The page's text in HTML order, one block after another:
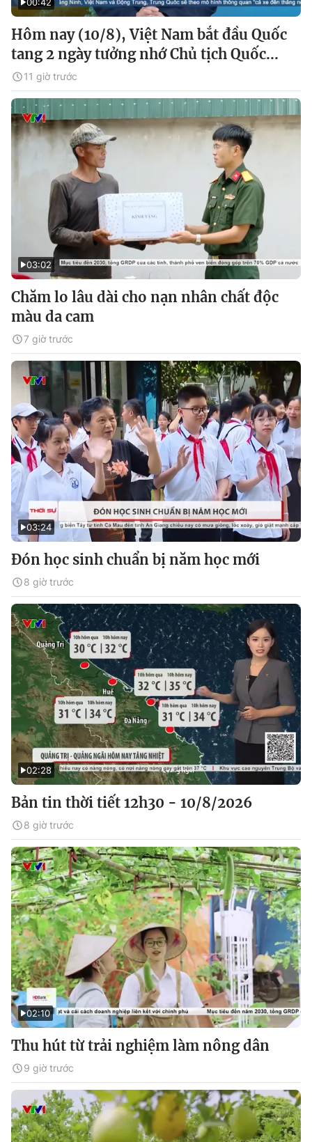
Hôm nay (10/8), Việt Nam bắt đầu Quốc
tang 2 ngày tưởng nhớ Chủ tịch Quốc...
11 giờ trước
03:02
Chăm lo lâu dài cho nạn nhân chất độc
màu da cam
7 giờ trước
03:24
Đón học sinh chuẩn bị năm học mới
8 giờ trước
02:28
Bản tin thời tiết 12h30 - 10/8/2026
8 giờ trước
02:10
Thu hút từ trải nghiệm làm nông dân
9 giờ trước